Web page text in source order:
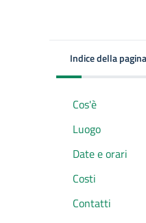
Indice della pagina
Cos'è
Luogo
Date e orari
Costi
Contatti